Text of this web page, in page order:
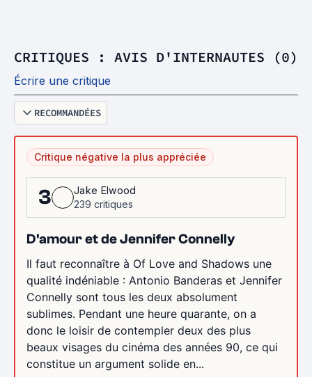
CRITIQUES : AVIS D'INTERNAUTES (0)
Écrire une critique
RECOMMANDÉES
Critique négative la plus appréciée
3
Jake Elwood
239 critiques
D'amour et de Jennifer Connelly
Il faut reconnaître à Of Love and Shadows une
qualité indéniable : Antonio Banderas et Jennifer
Connelly sont tous les deux absolument
sublimes. Pendant une heure quarante, on a
donc le loisir de contempler deux des plus
beaux visages du cinéma des années 90, ce qui
constitue un argument solide en...